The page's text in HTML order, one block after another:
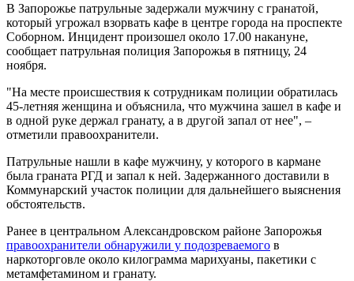
В Запорожье патрульные задержали мужчину с гранатой,
который угрожал взорвать кафе в центре города на проспекте
Соборном. Инцидент произошел около 17.00 накануне,
сообщает патрульная полиция Запорожья в пятницу, 24
ноября.
"На месте происшествия к сотрудникам полиции обратилась
45-летняя женщина и объяснила, что мужчина зашел в кафе и
в одной руке держал гранату, а в другой запал от нее", –
отметили правоохранители.
Патрульные нашли в кафе мужчину, у которого в кармане
была граната РГД и запал к ней. Задержанного доставили в
Коммунарский участок полиции для дальнейшего выяснения
обстоятельств.
Ранее в центральном Александровском районе Запорожья
правоохранители обнаружили у подозреваемого в
наркоторговле около килограмма марихуаны, пакетики с
метамфетамином и гранату.